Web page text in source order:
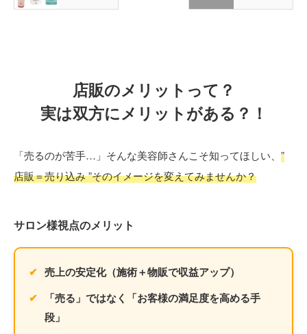
店販のメリットって？
実は双方にメリットがある？！
「売るのが苦手…」そんな美容師さんこそ知ってほしい、 ”
店販＝売り込み ”そのイメージを変えてみませんか？
サロン様視点のメリット
売上の安定化（施術＋物販で収益アップ）
「売る」ではなく「お客様の満足度を高める手
段」